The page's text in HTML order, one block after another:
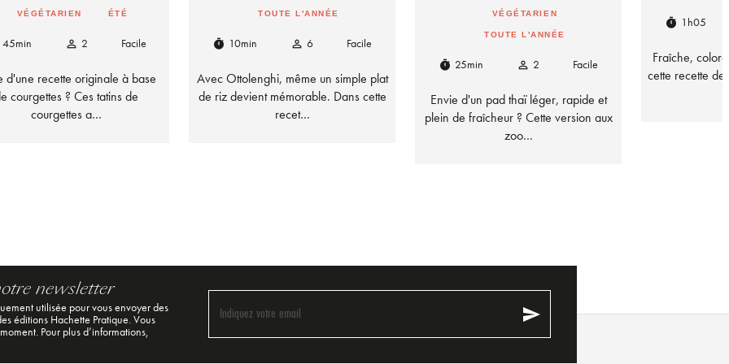
VÉGÉTARIEN ÉTÉ
45min person_outline 2 Facile
d'une recette originale à base
courgettes ? Ces tatins de
courgettes a…
TOUTE L'ANNÉE
timer 10min person_outline 6 Facile
Avec Ottolenghi, même un simple plat
de riz devient mémorable. Dans cette
recet…
VÉGÉTARIEN
TOUTE L'ANNÉE
timer 25min person_outline 2 Facile
Envie d'un pad thaï léger, rapide et
plein de fraîcheur ? Cette version aux
zoo…
timer 1h05
Fraîche,
cette recette
newsletter
utilisée pour vous envoyer des
éditions Hachette Pratique. Vous
Pour plus d’informations,
Indiquez votre email send